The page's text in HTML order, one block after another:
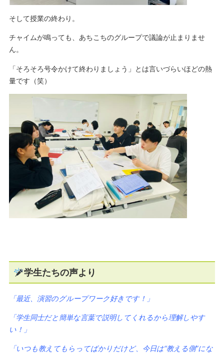
そして授業の終わり。
チャイムが鳴っても、あちこちのグループで議論が止まりませ
ん。
「そろそろ号令かけて終わりましょう」とは言いづらいほどの熱
量です（笑）
学生たちの声より
「最近、演習のグループワーク好きです！」
「学生同士だと簡単な言葉で説明してくれるから理解しやす
い！」
「いつも教えてもらってばかりだけど、今日は“教える側”にな